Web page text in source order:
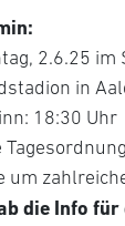
2.6.25
in
18:30 Uhr
um
die Info für